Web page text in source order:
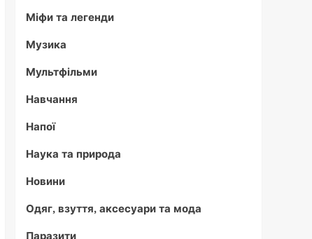
Міфи та легенди
Музика
Мультфільми
Навчання
Напої
Наука та природа
Новини
Одяг, взуття, аксесуари та мода
Паразити